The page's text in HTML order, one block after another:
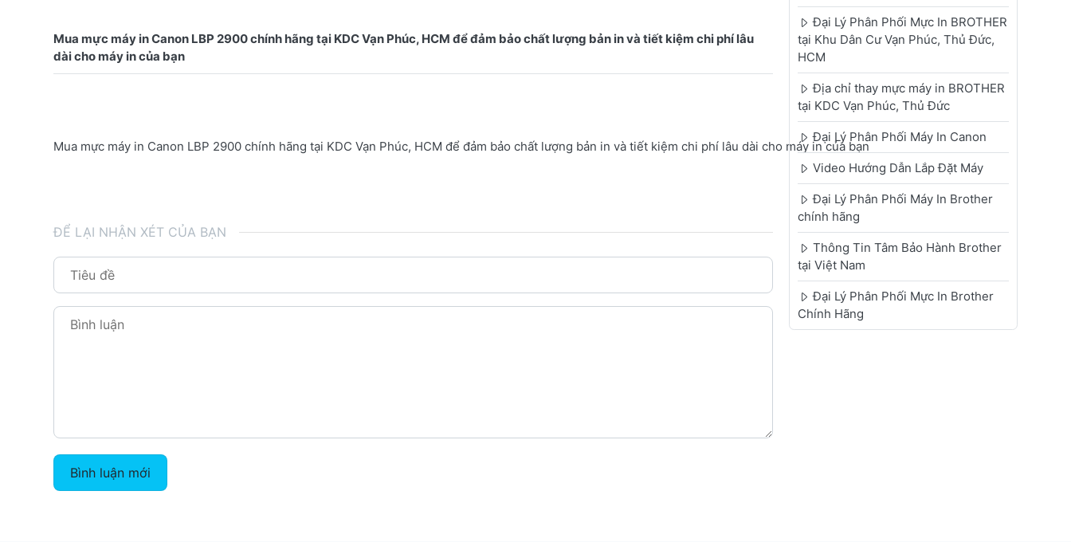
Mua mực máy in Canon LBP 2900 chính hãng tại KDC Vạn Phúc, HCM để đảm bảo chất lượng bản in và tiết kiệm chi phí lâu
Mua mực máy in Canon LBP 2900 chính hãng tại KDC Vạn Phúc, HCM để đảm bảo chất lượng bản in và tiết kiệm chi phí lâu dài cho máy in của bạn
ĐỂ LẠI NHẬN XÉT CỦA BẠN
Bình luận mới
Đại Lý Phân Phối Mực In BROTHER
tại Khu Dân Cư Vạn Phúc, Thủ Đức,
HCM
Địa chỉ thay mực máy in BROTHER
tại KDC Vạn Phúc, Thủ Đức
Đại Lý Phân Phối Máy In Canon
Video Hướng Dẫn Lắp Đặt Máy
Đại Lý Phân Phối Máy In Brother
chính hãng
Thông Tin Tâm Bảo Hành Brother
tại Việt Nam
Đại Lý Phân Phối Mực In Brother
Chính Hãng